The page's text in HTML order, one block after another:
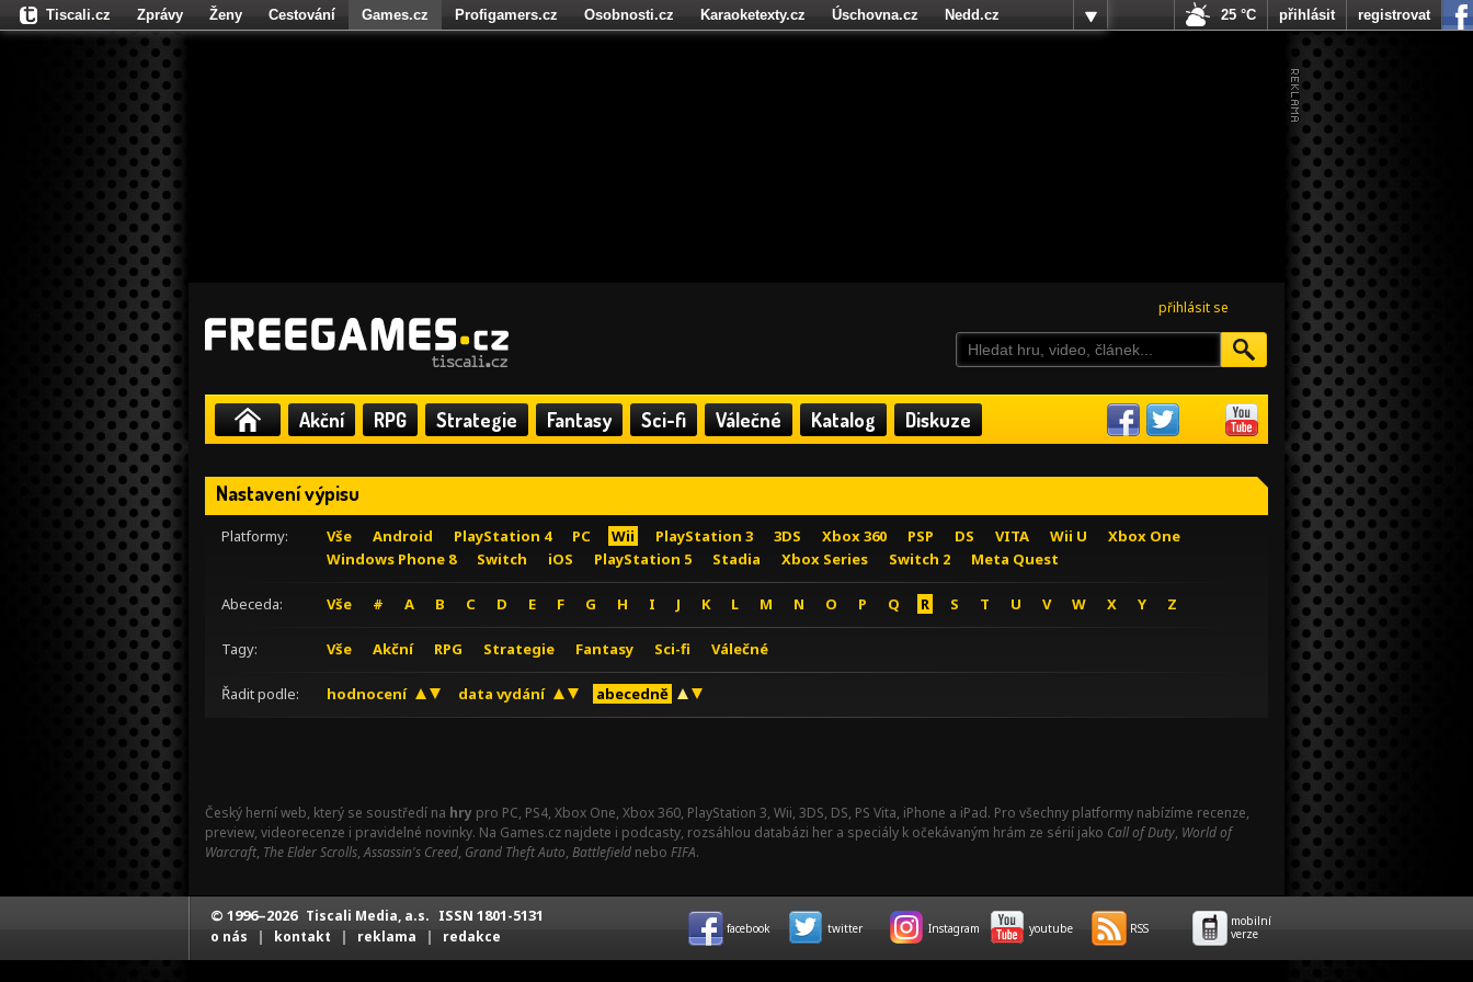
přihlásit se
Akční RPG Strategie Fantasy Sci-fi Válečné Katalog Diskuze
Nastavení výpisu
Platformy: Vše Android PlayStation 4 PC Wii PlayStation 3 3DS Xbox 360 PSP DS VITA Wii U
Xbox One
Windows Phone 8
Switch iOS PlayStation 5 Stadia Xbox Series Switch 2 Meta Quest
Abeceda: Vše # A B C D E F G H I J K L M N O P Q R S T U V W X Y Z
Tagy: Vše Akční RPG Strategie Fantasy Sci-fi Válečné
Řadit podle: hodnocení data vydání abecedně
Český herní web, který se soustředí na hry pro PC, PS4, Xbox One, Xbox 360, PlayStation 3, Wii, 3DS, DS, PS Vita, iPhone a iPad. Pro všechny platformy nabízíme recenze,
preview, videorecenze i pravidelné novinky. Na Games.cz najdete i podcasty, rozsáhlou databázi her a speciály k očekávaným hrám ze sérií jako Call of Duty, World of
Warcraft, The Elder Scrolls,Assassin's Creed, Grand Theft Auto, Battlefield nebo FIFA.
Tiscali.cz Zprávy Ženy Cestování Games.cz Profigamers.cz Osobnosti.cz Karaoketexty.cz Úschovna.cz
Nedd.cz
Fights.cz
25 °C přihlásit registrovat
© 1996–2026 Tiscali Media, a.s. ISSN 1801-5131
o nás | kontakt | reklama | redakce facebook twitter Instagram youtube RSS
mobilní
verze